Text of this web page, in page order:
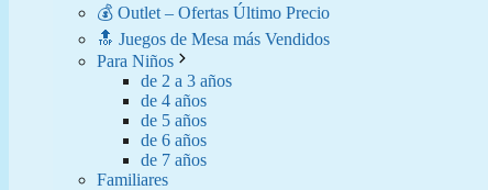
💰 Outlet – Ofertas Último Precio
🔝 Juegos de Mesa más Vendidos
Para Niños
de 2 a 3 años
de 4 años
de 5 años
de 6 años
de 7 años
Familiares